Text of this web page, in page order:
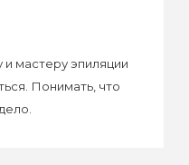
и мастеру эпиляции
Понимать, что